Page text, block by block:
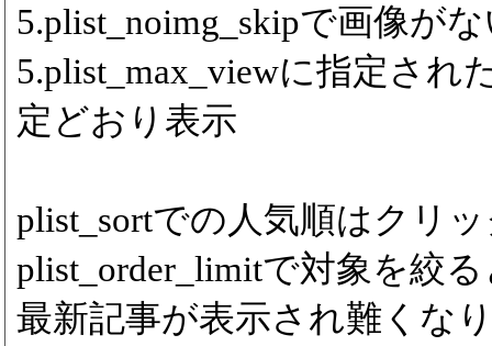
5.plist_noimg_skipで画像が
5.plist_max_viewに指定さ
定どおり表示
plist_sortでの人気順はクリ
plist_order_limitで対象を絞
最新記事が表示され難くな